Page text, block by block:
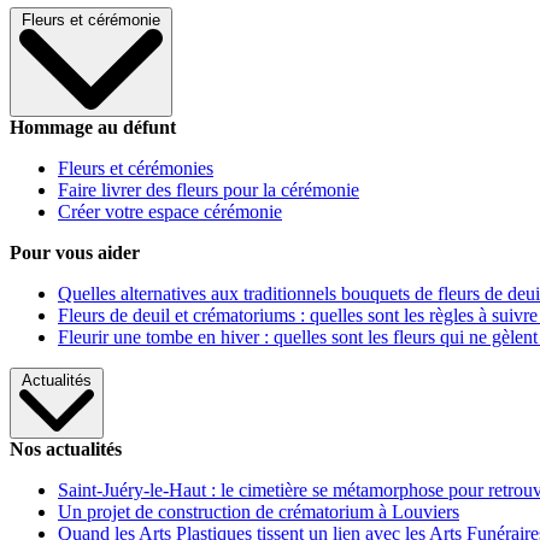
Fleurs et cérémonie
Hommage au défunt
Fleurs et cérémonies
Faire livrer des fleurs pour la cérémonie
Créer votre espace cérémonie
Pour vous aider
Quelles alternatives aux traditionnels bouquets de fleurs de
Fleurs de deuil et crématoriums : quelles sont les règles à
Fleurir une tombe en hiver : quelles sont les fleurs qui ne gèlent
Actualités
Nos actualités
Saint-Juéry-le-Haut : le cimetière se métamorphose pour
Un projet de construction de crématorium à Louviers
Quand les Arts Plastiques tissent un lien avec les Arts